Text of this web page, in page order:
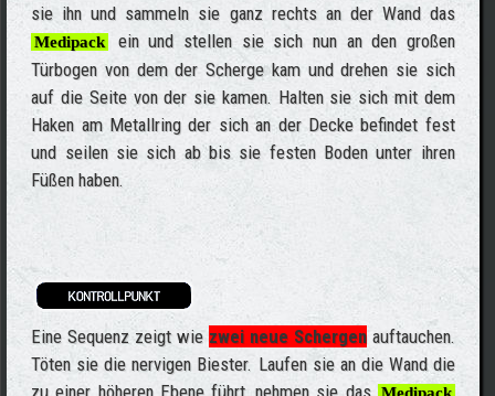
sie ihn und sammeln sie ganz rechts an der Wand das
Medipack
ein und stellen sie sich nun an den großen
Türbogen von dem der Scherge kam und drehen sie sich
auf die Seite von der sie kamen. Halten sie sich mit dem
Haken am Metallring der sich an der Decke befindet fest
und seilen sie sich ab bis sie festen Boden unter ihren
Füßen haben.
Eine Sequenz zeigt wie zwei neue Schergenauftauchen.
Töten sie die nervigen Biester. Laufen sie an die Wand die
zu einer höheren Ebene führt, nehmen sie das